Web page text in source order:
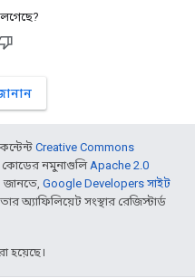
Creative Commons
নমুনাগুলিApache 2.0
জানতে, Google Developers সাইট
অ্যাফিলিয়েট সংস্থার রেজিস্টার্ড
হয়েছে।